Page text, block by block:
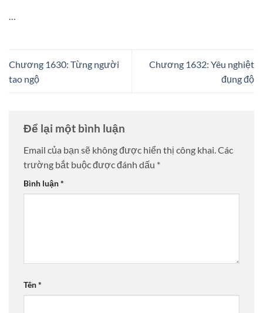
Chương 1630: Từng người
tao ngộ
Chương 1632: Yêu nghiệt
đụng độ
Để lại một bình luận
Email của bạn sẽ không được hiển thị công khai.Các
trường bắt buộc được đánh dấu *
Bình luận*
Tên*